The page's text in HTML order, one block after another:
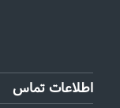
اطلاعات تماس